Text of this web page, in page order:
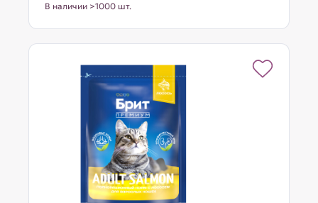
В наличии >1000 шт.